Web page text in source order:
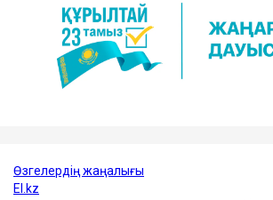
Оқиға туралы ақпарат нақтыланады.
Достарыңмен бөліс